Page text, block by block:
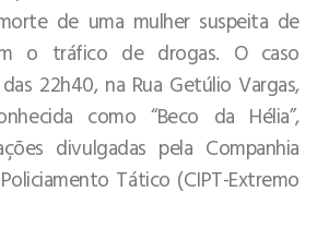
de uma mulher suspeita de
o tráfico de drogas. O caso
22h40, na Rua Getúlio Vargas,
como “Beco da Hélia”,
divulgadas pela Companhia
Tático (CIPT-Extremo